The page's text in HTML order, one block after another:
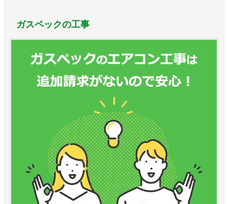
ガスペックの工事